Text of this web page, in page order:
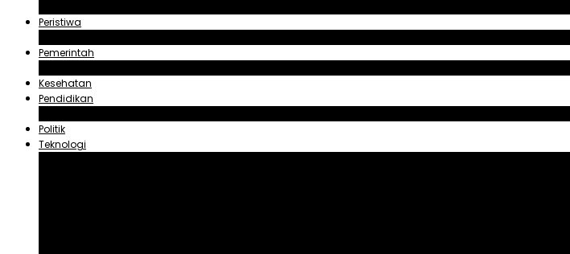
Peristiwa
Pemerintah
Kesehatan
Pendidikan
Politik
Teknologi